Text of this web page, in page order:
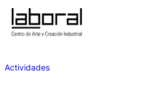
Actividades